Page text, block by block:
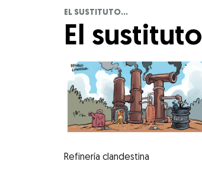
EL SUSTITUTO...
El sustituto
Refinería clandestina